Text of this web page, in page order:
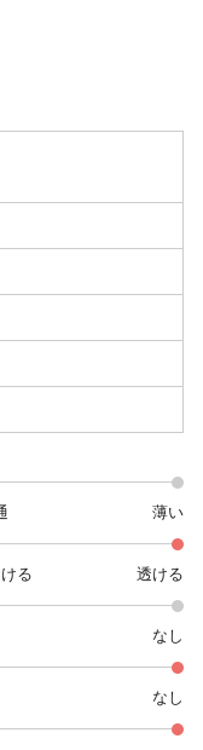
薄い
る 透ける
なし
なし